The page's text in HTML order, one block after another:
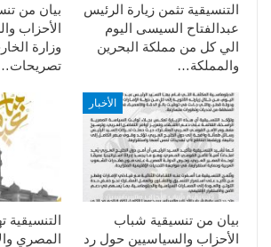
بيان من
الأحزاب
وزارة
التنسيقية تثمن زيارة الرئيس
عبدالفتاح السيسى اليوم
الي كل من مملكة البحرين
والمملكة…
المصري
الأخبار
بيان من تنسيقية شباب
الأحزاب والسياسيين حول رد